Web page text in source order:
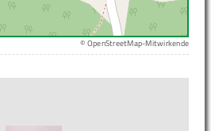
© OpenStreetMap-Mitwirkende